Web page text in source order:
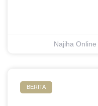
Najiha Online
BERITA